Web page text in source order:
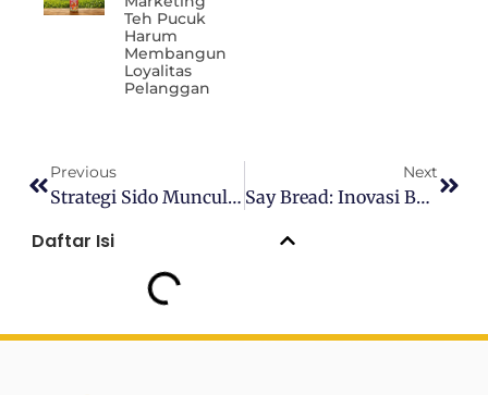
Teh Pucuk
Harum
Membangun
Loyalitas
Pelanggan
Previous
Strategi Sido Muncul Hadapi Konten Negatif Tolak Angin
Next
Say Bread: Inovasi Bakery Dan Cafe Dari Grup Indomaret
Daftar Isi